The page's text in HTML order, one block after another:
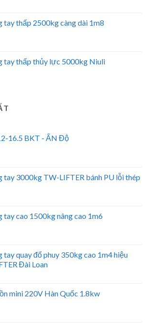
tay thấp 2500kg càng dài 1m8
tay thấp thủy lực 5000kg Niuli
16.5 BKT - ẤN Độ
tay 3000kg TW-LIFTER bánh PU lỗi thép
tay cao 1500kg nâng cao 1m6
tay quay đổ phuy 350kg cao 1m4 hiệu
Đài Loan
mini 220V Hàn Quốc 1.8kw